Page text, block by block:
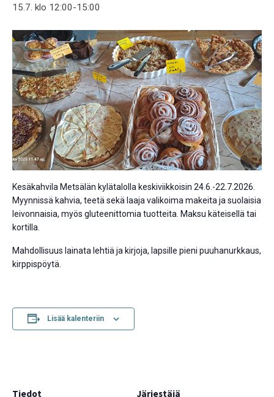
15.7. klo 12:00-15:00
Kesäkahvila Metsälän kylätalolla keskiviikkoisin 24.6.-22.7.2026.
Myynnissä kahvia, teetä sekä laaja valikoima makeita ja suolaisia
leivonnaisia, myös gluteenittomia tuotteita. Maksu käteisellä tai
kortilla.
Mahdollisuus lainata lehtiä ja kirjoja, lapsille pieni puuhanurkkaus,
kirppispöytä.
Lisää kalenteriin
Tiedot Järjestäjä